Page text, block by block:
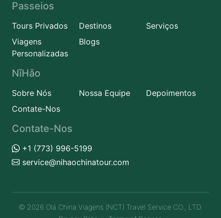
Passeios
Tours Privados Destinos
Serviços
Viagens
Personalizadas
Blogs
NǐHǎo
Sobre Nós Nossa Equipe
Depoimentos
Contate-Nos
Contate-Nos
+1 (773) 996-5199
service@nihaochinatour.com
© 2026 Olá China Viagens (NCT) Travel Service CO., LTD.